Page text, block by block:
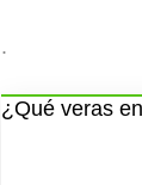
.
¿Qué veras